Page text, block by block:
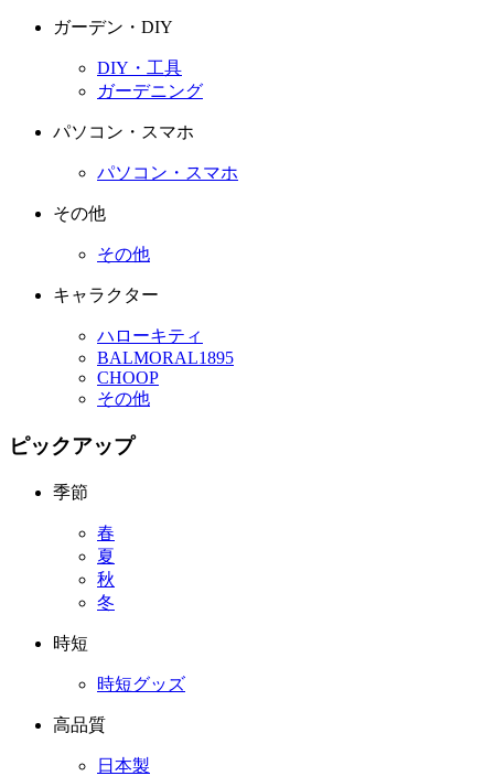
ガーデン・DIY
DIY・工具
ガーデニング
パソコン・スマホ
パソコン・スマホ
その他
その他
キャラクター
ハローキティ
BALMORAL1895
CHOOP
その他
ピックアップ
季節
春
夏
秋
冬
時短
時短グッズ
高品質
日本製